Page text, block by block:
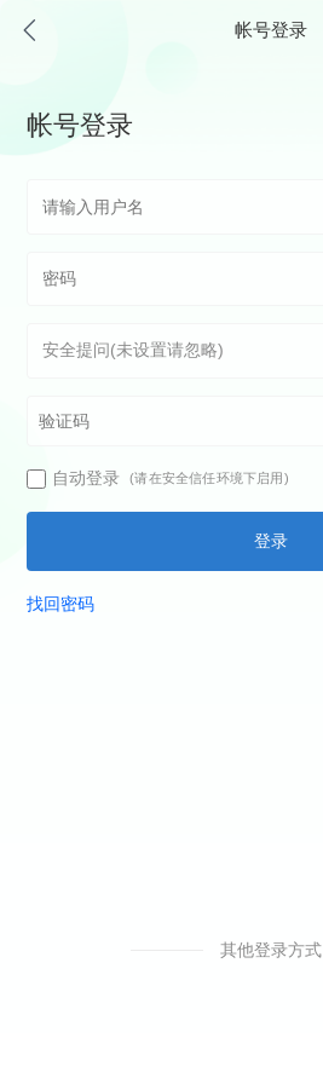
帐号登录
帐号登录
自动登录 (请在安全信任环境下启用)
登录
找回密码
其他登录方式